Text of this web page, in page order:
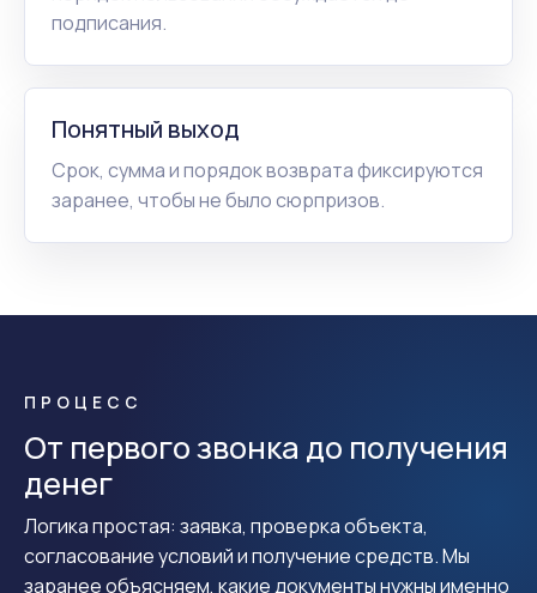
подписания.
Понятный выход
Срок, сумма и порядок возврата фиксируются
заранее, чтобы не было сюрпризов.
ПРОЦЕСС
От первого звонка до получения
денег
Логика простая: заявка, проверка объекта,
согласование условий и получение средств. Мы
заранее объясняем, какие документы нужны именно